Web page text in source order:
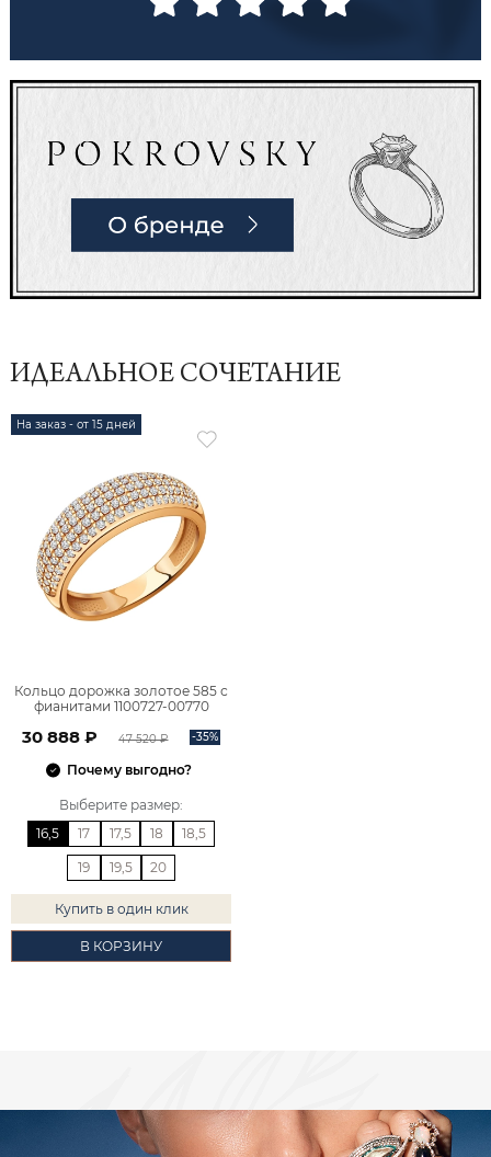
ИДЕАЛЬНОЕ СОЧЕТАНИЕ
На заказ - от 15 дней
Кольцо дорожка золотое 585 с
фианитами 1100727-00770
30 888 ₽ 47 520 ₽ -35%
Почему выгодно?
Выберите размер:
16,5
17 17,5 18 18,5
19 19,5 20
Купить в один клик
В КОРЗИНУ